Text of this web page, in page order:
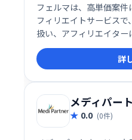
フェルマは、高単価案
フィリエイトサービス
扱い、アフィリエイタ
スを提供します。経験
心者まで幅広いユーザー
指せる仕組みを提供して
詳
メディパー
0.0 (0件)